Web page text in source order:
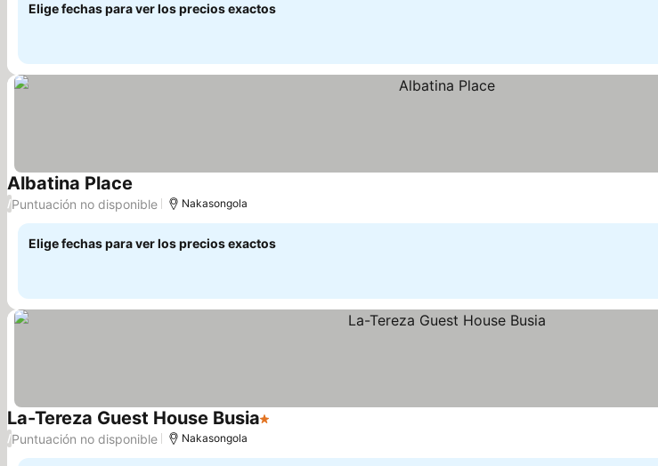
Elige fechas para ver los precios exactos
Albatina Place
/Puntuación no disponible Nakasongola
Elige fechas para ver los precios exactos
La-Tereza Guest House Busia1 Estrellas
/Puntuación no disponible Nakasongola